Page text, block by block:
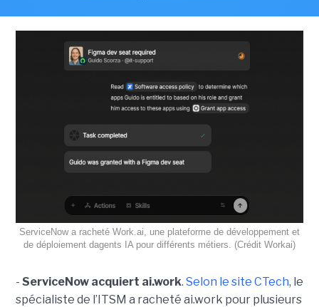
ServiceNow a racheté Work.ai, une plateforme de développement et
de déploiement dagents IA pour différents métiers. (Crédit Workai)
- ServiceNow acquiert ai.work. Selon le site CTech, le
spécialiste de l’ITSM a racheté ai.work pour plusieurs